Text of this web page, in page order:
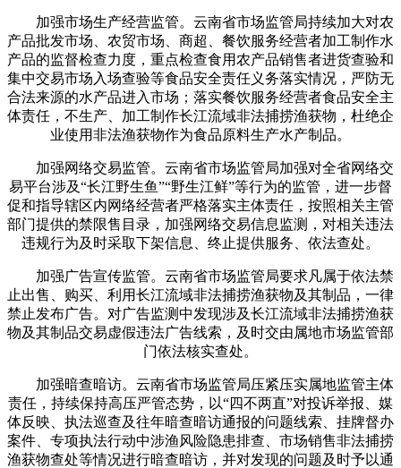
加强市场生产经营监管。云南省市场监管局持续加大对农
产品批发市场、农贸市场、商超、餐饮服务经营者加工制作水
产品的监督检查力度，重点检查食用农产品销售者进货查验和
集中交易市场入场查验等食品安全责任义务落实情况，严防无
合法来源的水产品进入市场；落实餐饮服务经营者食品安全主
体责任，不生产、加工制作长江流域非法捕捞渔获物，杜绝企
业使用非法渔获物作为食品原料生产水产制品。
加强网络交易监管。云南省市场监管局加强对全省网络交
易平台涉及“长江野生鱼”“野生江鲜”等行为的监管，进一步督
促和指导辖区内网络经营者严格落实主体责任，按照相关主管
部门提供的禁限售目录，加强网络交易信息监测，对相关违法
违规行为及时采取下架信息、终止提供服务、依法查处。
加强广告宣传监管。云南省市场监管局要求凡属于依法禁
止出售、购买、利用长江流域非法捕捞渔获物及其制品，一律
禁止发布广告。对广告监测中发现涉及长江流域非法捕捞渔获
物及其制品交易虚假违法广告线索，及时交由属地市场监管部
门依法核实查处。
加强暗查暗访。云南省市场监管局压紧压实属地监管主体
责任，持续保持高压严管态势，以“四不两直”对投诉举报、媒
体反映、执法巡查及往年暗查暗访通报的问题线索、挂牌督办
案件、专项执法行动中涉渔风险隐患排查、市场销售非法捕捞
渔获物查处等情况进行暗查暗访，并对发现的问题及时予以通